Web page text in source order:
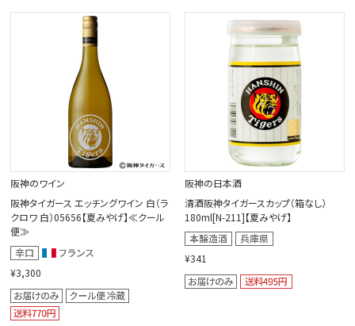
阪神のワイン
阪神タイガース エッチングワイン 白（ラ
クロワ 白）05656【夏みやげ】≪クール
便≫
¥3,300
阪神の日本酒
清酒阪神タイガースカップ（箱なし）
180ml[N-211]【夏みやげ】
¥341